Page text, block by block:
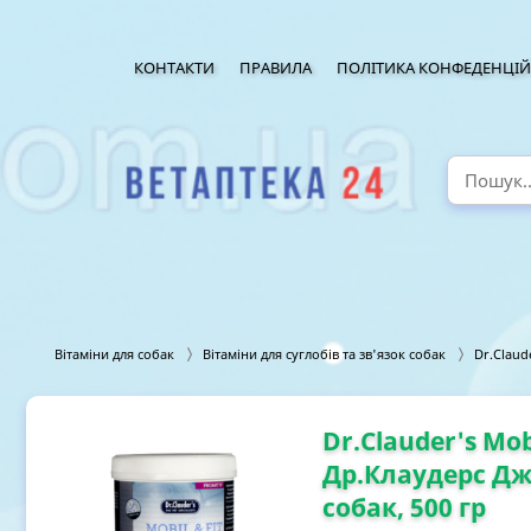
КОНТАКТИ ПРАВИЛА ПОЛІТИКА
Вітаміни для собак Вітаміни для суглобів та зв'язок собак
Dr.Clauder's
Др.Клаудерс
собак, 500 гр